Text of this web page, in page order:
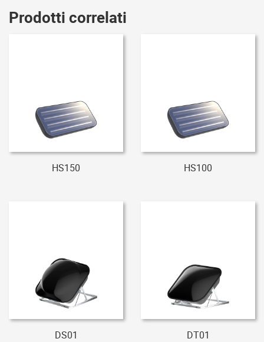
Prodotti correlati
HS150 HS100
DS01 DT01